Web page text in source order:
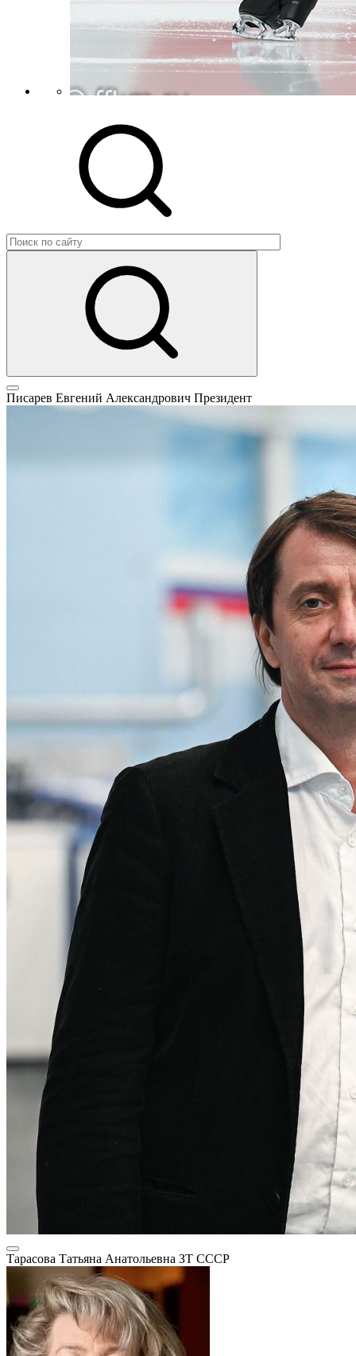
Писарев Евгений Александрович Президент
Тарасова Татьяна Анатольевна ЗТ СССР